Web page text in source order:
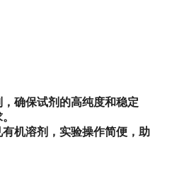
确保试剂的高纯度和稳定
机溶剂，实验操作简便，助